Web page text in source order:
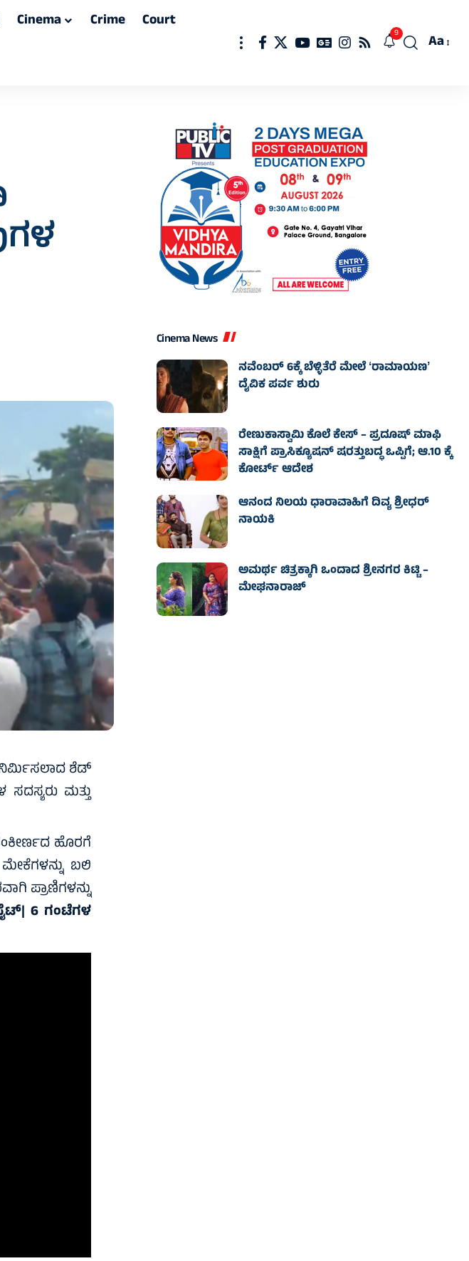
Cinema Crime
Court
9
Font
Aa
ನಿರ್ಮಿಸಲಾದ ಶೆಡ್
ಮತ್ತು
ಹೊರಗೆ
ಬಲಿ
ಪ್ರಾಣಿಗಳನ್ನು
6 ಗಂಟೆಗಳ
Cinema News
ನವೆಂಬರ್ 6ಕ್ಕೆ ಬೆಳ್ಳಿತೆರೆ ಮೇಲೆ ʻರಾಮಾಯಣʼ
ದೈವಿಕ ಪರ್ವ ಶುರು
ರೇಣುಕಾಸ್ವಾಮಿ ಕೊಲೆ ಕೇಸ್‌ – ಪ್ರದೂಷ್‌ ಮಾಫಿ
ಸಾಕ್ಷಿಗೆ ಪ್ರಾಸಿಕ್ಯೂಷನ್ ಷರತ್ತುಬದ್ಧ ಒಪ್ಪಿಗೆ; ಆ.10 ಕ್ಕೆ
ಕೋರ್ಟ್ ಆದೇಶ
ಆನಂದ ನಿಲಯ ಧಾರಾವಾಹಿಗೆ ದಿವ್ಯ ಶ್ರೀಧರ್
ನಾಯಕಿ
ಅಮರ್ಥ ಚಿತ್ರಕ್ಕಾಗಿ ಒಂದಾದ ಶ್ರೀನಗರ ಕಿಟ್ಟಿ –
ಮೇಘನಾರಾಜ್